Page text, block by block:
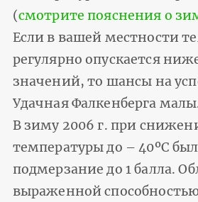
(смотрите пояснения о
Если в вашей местности
регулярно опускается
значений, то шансы на
Удачная Фалкенберга
В зиму 2006 г. при
температуры до – 40ºС
подмерзание до 1 балла.
выраженной